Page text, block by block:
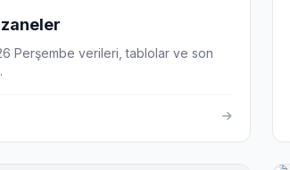
Perşembe verileri, tablolar ve son